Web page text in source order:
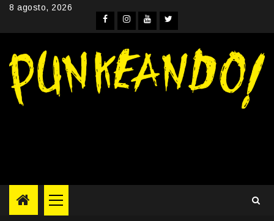
Skip8 agosto, 2026
Facebook
Instagram
YouTube
Twitter
Primary
Menu